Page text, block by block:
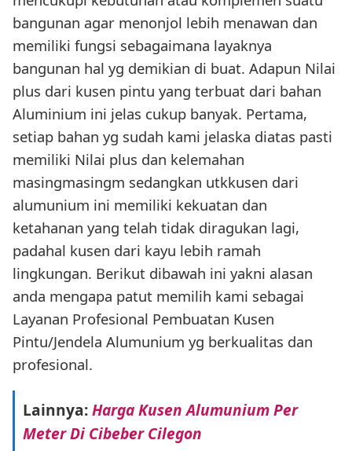
bangunan agar menonjol lebih menawan dan
memiliki fungsi sebagaimana layaknya
bangunan hal yg demikian di buat. Adapun Nilai
plus dari kusen pintu yang terbuat dari bahan
Aluminium ini jelas cukup banyak. Pertama,
setiap bahan yg sudah kami jelaska diatas pasti
memiliki Nilai plus dan kelemahan
masingmasingm sedangkan utkkusen dari
alumunium ini memiliki kekuatan dan
ketahanan yang telah tidak diragukan lagi,
padahal kusen dari kayu lebih ramah
lingkungan. Berikut dibawah ini yakni alasan
anda mengapa patut memilih kami sebagai
Layanan Profesional Pembuatan Kusen
Pintu/Jendela Alumunium yg berkualitas dan
profesional.
Lainnya:Harga Kusen Alumunium Per
Meter Di Cibeber Cilegon